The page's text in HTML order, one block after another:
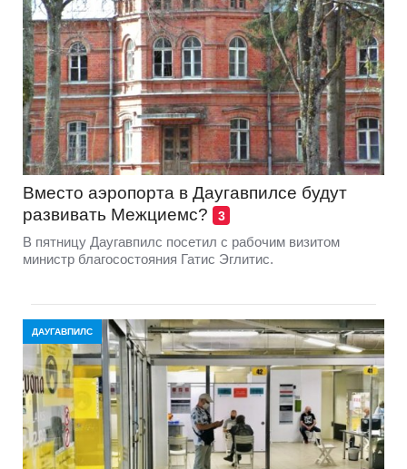
Вместо аэропорта в Даугавпилсе будут
развивать Межциемс?
3
В пятницу Даугавпилс посетил с рабочим визитом
министр благосостояния Гатис Эглитис.
ДАУГАВПИЛС